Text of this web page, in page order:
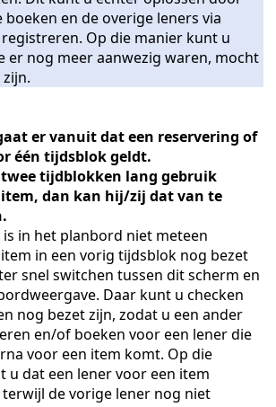
en de overige leners via
Op die manier kunt u
er nog meer aanwezig waren, mocht
er vanuit dat een reservering of
één tijdsblok geldt.
tijdblokken lang gebruik
dan kan hij/zij dat van te
in het planbord niet meteen
in een vorig tijdsblok nog bezet
snel switchen tussen dit scherm en
Daar kunt u checken
nog bezet zijn, zodat u een ander
en/of boeken voor een lener die
voor een item komt. Op die
u dat een lener voor een item
de vorige lener nog niet